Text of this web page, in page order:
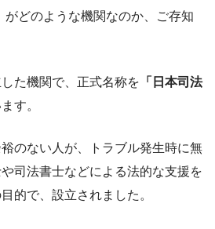
がどのような機関なのか、ご存知
た機関で、正式名称を 「日本司法
す。
のない人が、トラブル発生時に無
司法書士などによる法的な支援を
的で、設立されました。